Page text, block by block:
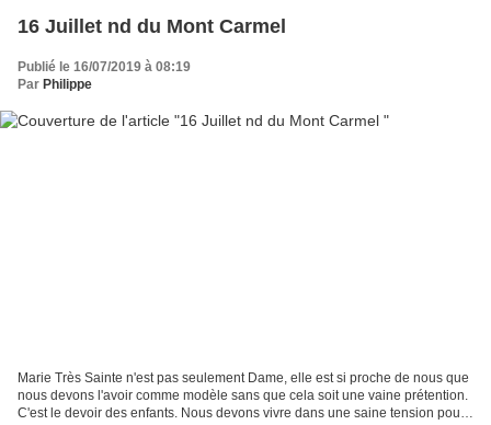
16 Juillet nd du Mont Carmel
Publié le 16/07/2019 à 08:19
Par Philippe
Marie Très Sainte n'est pas seulement Dame, elle est si proche de nous que
nous devons l'avoir comme modèle sans que cela soit une vaine prétention.
C'est le devoir des enfants. Nous devons vivre dans une saine tension pour